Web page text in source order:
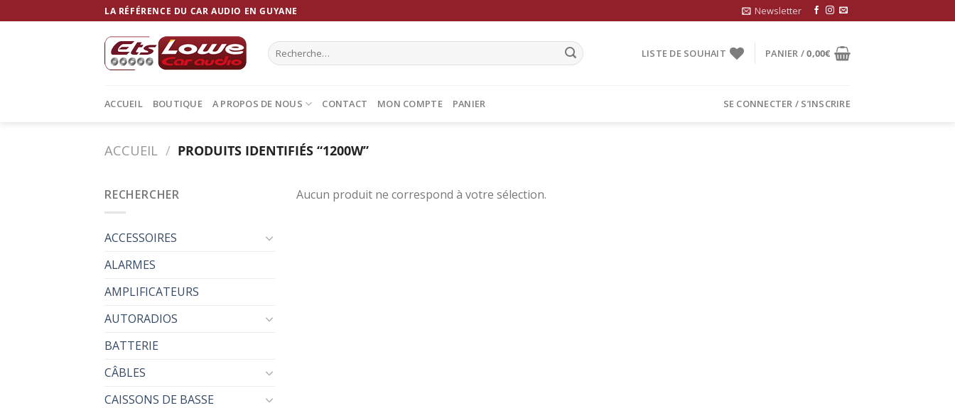
to
LA RÉFÉRENCE DU CAR AUDIO EN GUYANE Newsletter
Recherche
pour :
LISTE DE SOUHAIT PANIER /0,00€
ACCUEIL BOUTIQUE A PROPOS DE NOUS CONTACT MON COMPTE PANIER SE CONNECTER / S’INSCRIRE
ACCUEIL / PRODUITS IDENTIFIÉS “1200W”
RECHERCHER
ACCESSOIRES
ALARMES
AMPLIFICATEURS
AUTORADIOS
BATTERIE
CÂBLES
CAISSONS DE BASSE
Aucun produit ne correspond à votre sélection.